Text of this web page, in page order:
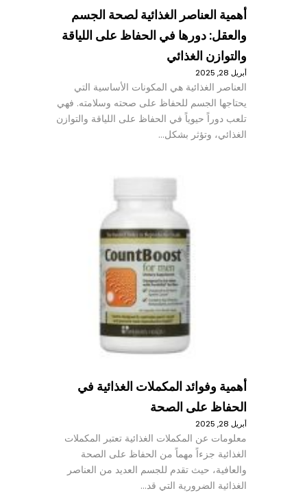
أهمية العناصر الغذائية لصحة الجسم
والعقل: دورها في الحفاظ على اللياقة
والتوازن الغذائي
أبريل 28, 2025
العناصر الغذائية هي المكونات الأساسية التي
يحتاجها الجسم للحفاظ على صحته وسلامته. فهي
تلعب دوراً حيوياً في الحفاظ على اللياقة والتوازن
الغذائي، وتؤثر بشكل…
أهمية وفوائد المكملات الغذائية في
الحفاظ على الصحة
أبريل 28, 2025
معلومات عن المكملات الغذائية تعتبر المكملات
الغذائية جزءاً مهماً من الحفاظ على الصحة
والعافية، حيث تقدم للجسم العديد من العناصر
الغذائية الضرورية التي قد…